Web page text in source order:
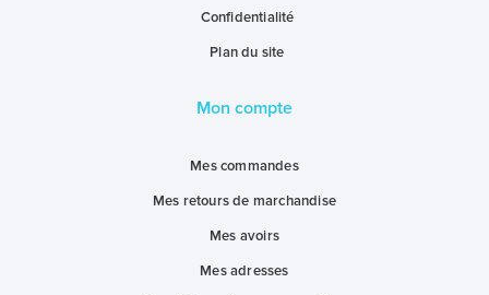
Confidentialité
Plan du site
Mon compte
Mes commandes
Mes retours de marchandise
Mes avoirs
Mes adresses